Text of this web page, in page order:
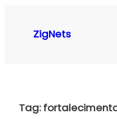
ZigNets
Tag: